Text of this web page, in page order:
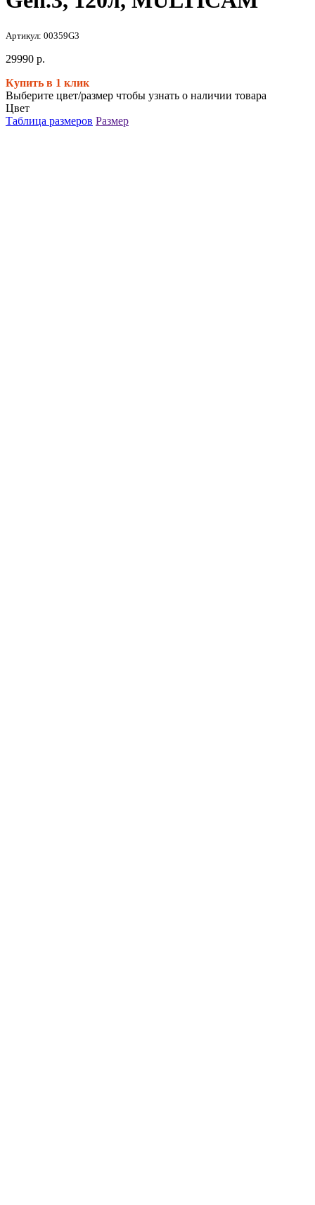
Артикул: 00359G3
29990 р.
Купить в 1 клик
Выберите цвет/размер чтобы узнать о наличии товара
Цвет
Таблица размеров Размер